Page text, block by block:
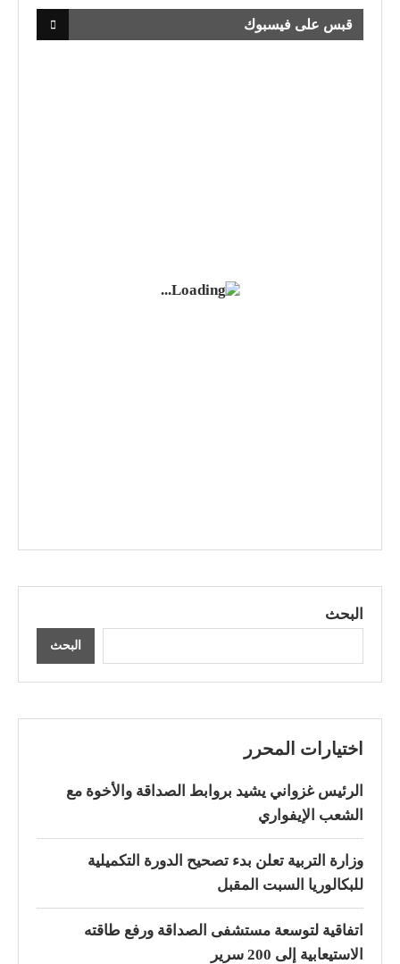
قبس على فيسبوك
البحث
البحث
اختيارات المحرر
الرئيس غزواني يشيد بروابط الصداقة والأخوة مع
الشعب الإيفواري
وزارة التربية تعلن بدء تصحيح الدورة التكميلية
للبكالوريا السبت المقبل
اتفاقية لتوسعة مستشفى الصداقة ورفع طاقته
الاستيعابية إلى 200 سرير